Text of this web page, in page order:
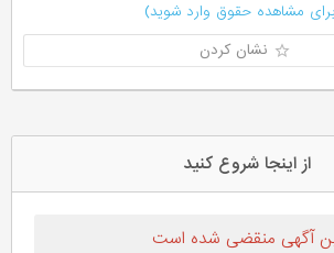
مشاهده حقوق وارد شوید)
نشان کردن
از اینجا شروع کنید
آگهی منقضی شده است